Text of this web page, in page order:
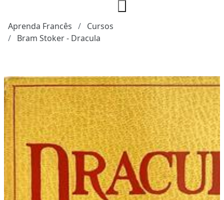
Aprenda Francês
Cursos
Bram Stoker - Dracula